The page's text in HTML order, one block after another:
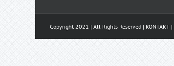
Copyright 2021 | All Rights Reserved | KONTAKT |